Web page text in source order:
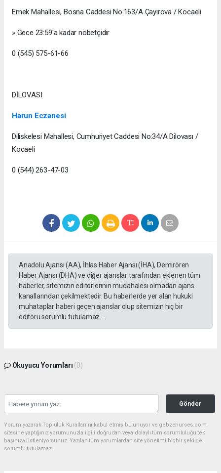
Emek Mahallesi, Bosna Caddesi No:163/A Çayırova / Kocaeli
» Gece 23:59'a kadar nöbetçidir
0 (545) 575-61-66
DİLOVASI
Harun Eczanesi
Diliskelesi Mahallesi, Cumhuriyet Caddesi No:34/A Dilovası /
Kocaeli
0 (544) 263-47-03
Anadolu Ajansı (AA), İhlas Haber Ajansı (İHA), Demirören
Haber Ajansı (DHA) ve diğer ajanslar tarafından eklenen tüm
haberler, sitemizin editörlerinin müdahalesi olmadan ajans
kanallarından çekilmektedir. Bu haberlerde yer alan hukuki
muhataplar haberi geçen ajanslar olup sitemizin hiç bir
editörü sorumlu tutulamaz...
Okuyucu Yorumları (0)
Gönder
Yorum yazarak Topluluk Kuralları’nı kabul etmiş bulunuyor ve gebzehurses.com
sitesine yaptığınız yorumunuzla ilgili doğrudan veya dolaylı tüm sorumluluğu tek
başınıza üstleniyorsunuz. Yazılan tüm yorumlardan site yönetimi hiçbir şekilde
sorumlu tutulamaz.